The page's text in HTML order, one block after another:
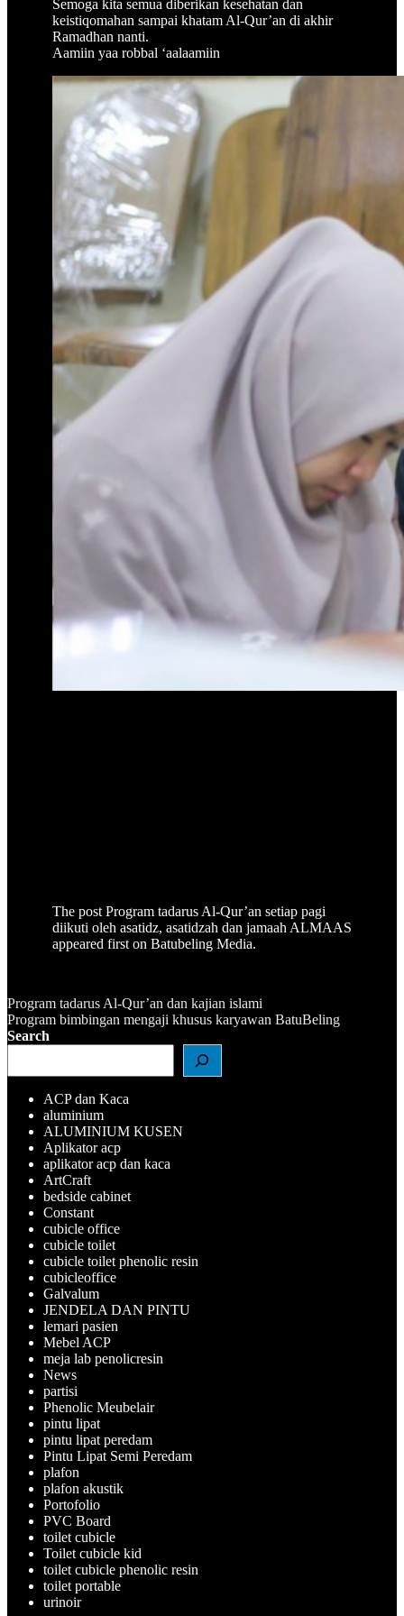
Semoga kita semua diberikan kesehatan dan
keistiqomahan sampai khatam Al-Qur’an di akhir
Ramadhan nanti.
Aamiin yaa robbal ‘aalaamiin
The post Program tadarus Al-Qur’an setiap pagi
diikuti oleh asatidz, asatidzah dan jamaah ALMAAS
appeared first on Batubeling Media.
Navigasi
pos
Program tadarus Al-Qur’an dan kajian islami
Program bimbingan mengaji khusus karyawan BatuBeling
Search
ACP dan Kaca
aluminium
ALUMINIUM KUSEN
Aplikator acp
aplikator acp dan kaca
ArtCraft
bedside cabinet
Constant
cubicle office
cubicle toilet
cubicle toilet phenolic resin
cubicleoffice
Galvalum
JENDELA DAN PINTU
lemari pasien
Mebel ACP
meja lab penolicresin
News
partisi
Phenolic Meubelair
pintu lipat
pintu lipat peredam
Pintu Lipat Semi Peredam
plafon
plafon akustik
Portofolio
PVC Board
toilet cubicle
Toilet cubicle kid
toilet cubicle phenolic resin
toilet portable
urinoir